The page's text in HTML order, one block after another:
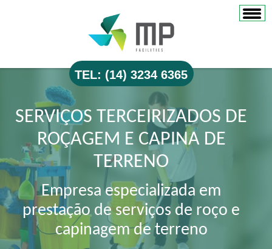
TEL: (14) 3234 6365
SERVIÇOS TERCEIRIZADOS DE
ROÇAGEM E CAPINA DE
TERRENO
Empresa especializada em
prestação de serviços de roço e
capinagem de terreno